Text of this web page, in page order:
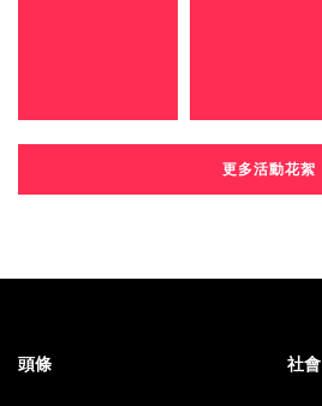
更多活動花絮
頭條 社會